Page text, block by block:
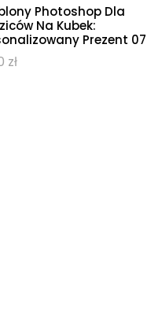
Photoshop Dla
Na Kubek:
Prezent 07
zł